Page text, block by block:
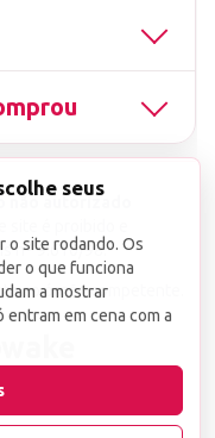
é proibido e
nº 9.610/98.
ao órgão competente.
seus
o site rodando. Os
o que funciona
a mostrar
em cena com a